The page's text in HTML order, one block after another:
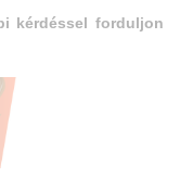
kérdéssel forduljon